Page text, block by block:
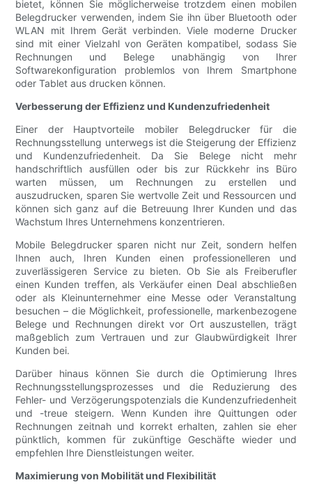
bietet, können Sie möglicherweise trotzdem einen mobilen
Belegdrucker verwenden, indem Sie ihn über Bluetooth oder
WLAN mit Ihrem Gerät verbinden. Viele moderne Drucker
sind mit einer Vielzahl von Geräten kompatibel, sodass Sie
Rechnungen und Belege unabhängig von Ihrer
Softwarekonfiguration problemlos von Ihrem Smartphone
oder Tablet aus drucken können.
Verbesserung der Effizienz und Kundenzufriedenheit
Einer der Hauptvorteile mobiler Belegdrucker für die
Rechnungsstellung unterwegs ist die Steigerung der Effizienz
und Kundenzufriedenheit. Da Sie Belege nicht mehr
handschriftlich ausfüllen oder bis zur Rückkehr ins Büro
warten müssen, um Rechnungen zu erstellen und
auszudrucken, sparen Sie wertvolle Zeit und Ressourcen und
können sich ganz auf die Betreuung Ihrer Kunden und das
Wachstum Ihres Unternehmens konzentrieren.
Mobile Belegdrucker sparen nicht nur Zeit, sondern helfen
Ihnen auch, Ihren Kunden einen professionelleren und
zuverlässigeren Service zu bieten. Ob Sie als Freiberufler
einen Kunden treffen, als Verkäufer einen Deal abschließen
oder als Kleinunternehmer eine Messe oder Veranstaltung
besuchen – die Möglichkeit, professionelle, markenbezogene
Belege und Rechnungen direkt vor Ort auszustellen, trägt
maßgeblich zum Vertrauen und zur Glaubwürdigkeit Ihrer
Kunden bei.
Darüber hinaus können Sie durch die Optimierung Ihres
Rechnungsstellungsprozesses und die Reduzierung des
Fehler- und Verzögerungspotenzials die Kundenzufriedenheit
und -treue steigern. Wenn Kunden ihre Quittungen oder
Rechnungen zeitnah und korrekt erhalten, zahlen sie eher
pünktlich, kommen für zukünftige Geschäfte wieder und
empfehlen Ihre Dienstleistungen weiter.
Maximierung von Mobilität und Flexibilität